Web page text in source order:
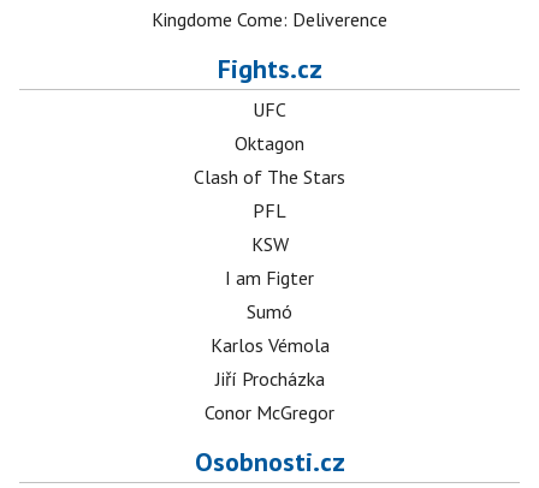
Kingdome Come: Deliverence
Fights.cz
UFC
Oktagon
Clash of The Stars
PFL
KSW
I am Figter
Sumó
Karlos Vémola
Jiří Procházka
Conor McGregor
Osobnosti.cz